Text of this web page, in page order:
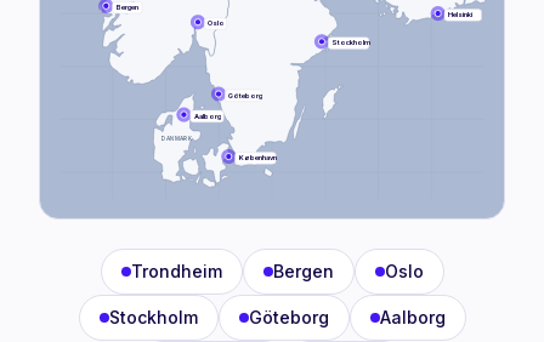
DANMARK
Bergen
Oslo
Stockholm
Göteborg
Aalborg
København
Helsinki
Trondheim Bergen Oslo
Stockholm Göteborg Aalborg